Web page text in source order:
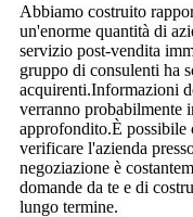
Abbiamo costruito
un'enorme quantità di
servizio post-vendita
gruppo di consulenti ha
acquirenti.Informazioni
verranno probabilmente
approfondito.È possibile
verificare l'azienda
negoziazione è
domande da te e di
lungo termine.